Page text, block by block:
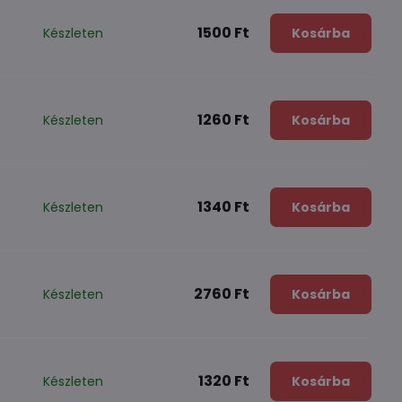
Készleten 1500 Ft Kosárba
Készleten 1260 Ft Kosárba
Készleten 1340 Ft Kosárba
Készleten 2760 Ft Kosárba
Készleten 1320 Ft Kosárba